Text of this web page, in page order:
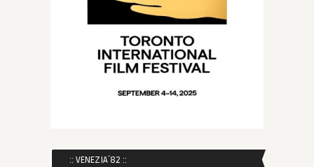
:: VENEZIA´82 ::